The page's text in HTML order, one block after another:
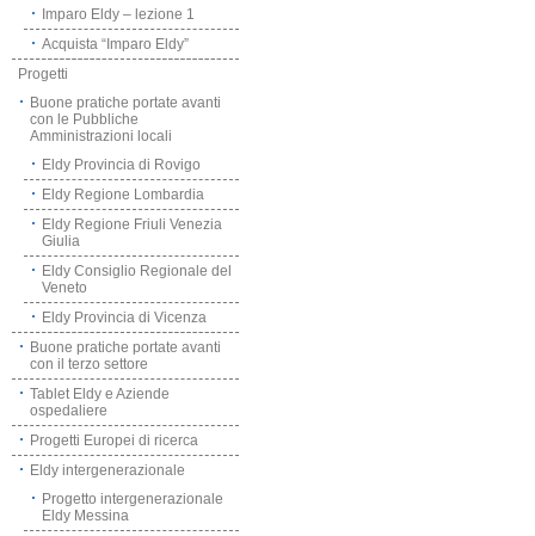
Imparo Eldy – lezione 1
Acquista “Imparo Eldy”
Progetti
Buone pratiche portate avanti
con le Pubbliche
Amministrazioni locali
Eldy Provincia di Rovigo
Eldy Regione Lombardia
Eldy Regione Friuli Venezia
Giulia
Eldy Consiglio Regionale del
Veneto
Eldy Provincia di Vicenza
Buone pratiche portate avanti
con il terzo settore
Tablet Eldy e Aziende
ospedaliere
Progetti Europei di ricerca
Eldy intergenerazionale
Progetto intergenerazionale
Eldy Messina